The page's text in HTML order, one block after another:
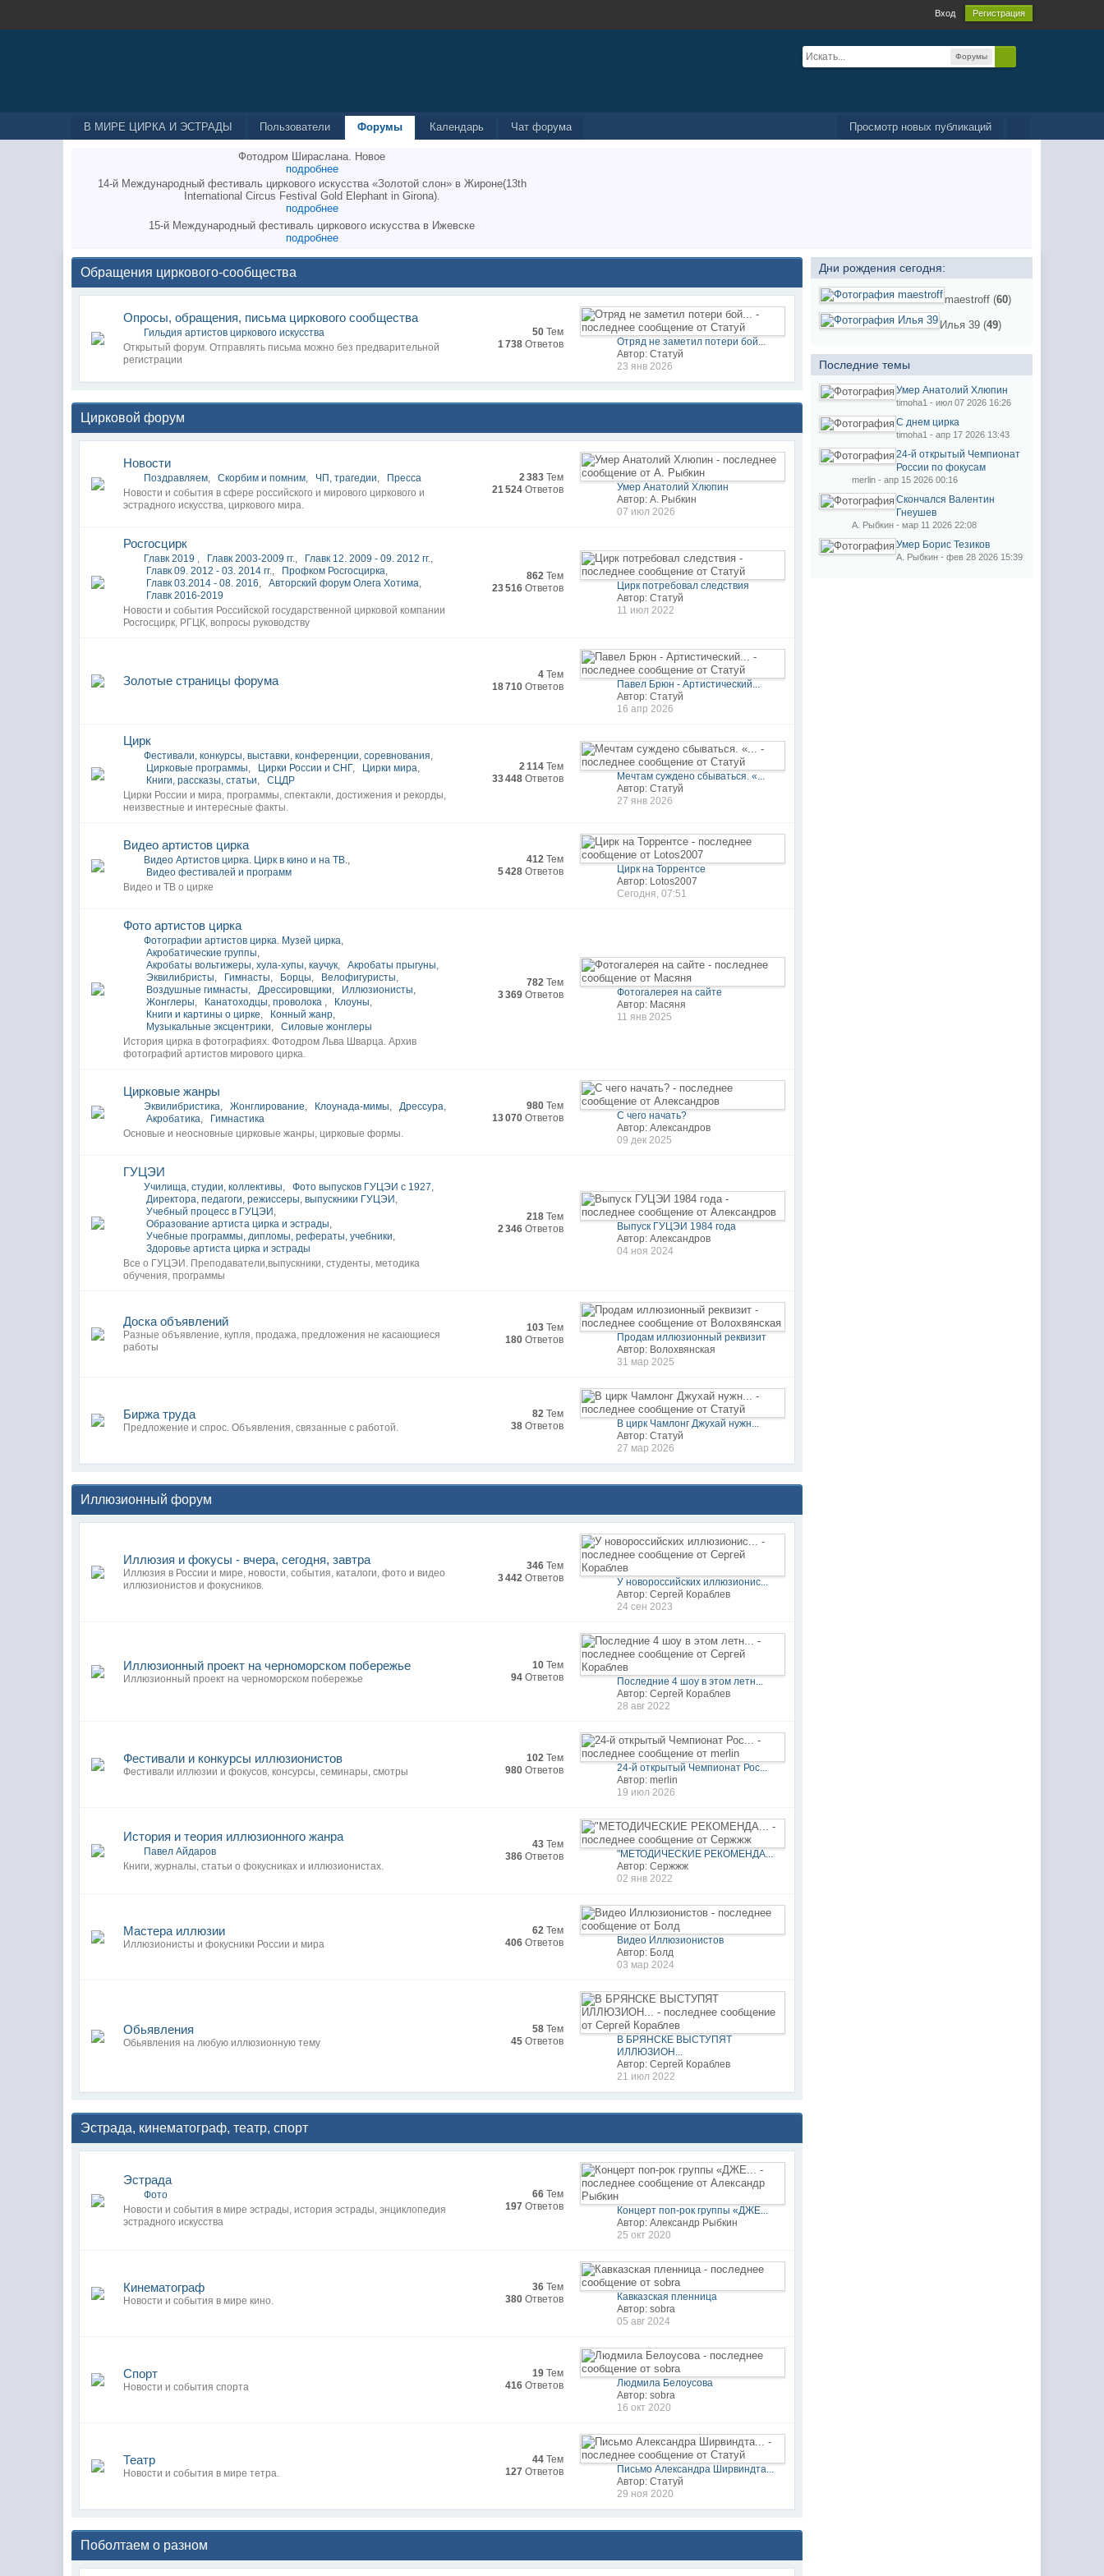
Вход Регистрация
Форумы
Просмотр новых публикаций
В МИРЕ ЦИРКА И ЭСТРАДЫ Пользователи Форумы Календарь Чат форума
Фотодром Шираслана. Новое
подробнее
14-й Международный фестиваль циркового искусства «Золотой слон» в Жироне(13th
International Circus Festival Gold Elephant in Girona).
подробнее
15-й Международный фестиваль циркового искусства в Ижевске
подробнее
Обращения циркового-сообщества
Опросы, обращения, письма циркового сообщества
Гильдия артистов циркового искусства
Открытый форум. Отправлять письма можно без предварительной
регистрации
50 Тем
1 738 Ответов
Отряд не заметил потери бой...
Автор: Статуй
23 янв 2026
Цирковой форум
Новости
Поздравляем, Скорбим и помним, ЧП, трагедии,
Пресса
Новости и события в сфере российского и мирового циркового и
эстрадного искусства, циркового мира.
2 383 Тем
21 524 Ответов
Умер Анатолий Хлюпин
Автор: А. Рыбкин
07 июл 2026
Росгосцирк
Главк 2019 , Главк 2003-2009 гг., Главк 12. 2009 - 09. 2012 гг.,
Главк 09. 2012 - 03. 2014 гг., Профком Росгосцирка,
Главк 03.2014 - 08. 2016, Авторский форум Олега Хотима,
Главк 2016-2019
Новости и события Российской государственной цирковой компании
Росгосцирк, РГЦК, вопросы руководству
862 Тем
23 516 Ответов
Цирк потребовал следствия
Автор: Статуй
11 июл 2022
Золотые страницы форума 4 Тем
18 710 Ответов
Павел Брюн - Артистический...
Автор: Статуй
16 апр 2026
Цирк
Фестивали, конкурсы, выставки, конференции, соревнования,
Цирковые программы, Цирки России и СНГ, Цирки мира,
Книги, рассказы, статьи,
СЦДР
Цирки России и мира, программы, спектакли, достижения и рекорды,
неизвестные и интересные факты.
2 114 Тем
33 448 Ответов
Мечтам суждено сбываться. «...
Автор: Статуй
27 янв 2026
Видео артистов цирка
Видео Артистов цирка. Цирк в кино и на ТВ.,
Видео фестивалей и программ
Видео и ТВ о цирке
412 Тем
5 428 Ответов
Цирк на Торрентсе
Автор: Lotos2007
Сегодня, 07:51
Фото артистов цирка
Фотографии артистов цирка. Музей цирка,
Акробатические группы,
Акробаты вольтижеры, хула-хупы, каучук, Акробаты прыгуны,
Эквилибристы, Гимнасты, Борцы, Велофигуристы,
Воздушные гимнасты, Дрессировщики, Иллюзионисты,
Жонглеры, Канатоходцы, проволока , Клоуны,
Книги и картины о цирке, Конный жанр,
Музыкальные эксцентрики,
Силовые жонглеры
История цирка в фотографиях. Фотодром Льва Шварца. Архив
фотографий артистов мирового цирка.
782 Тем
3 369 Ответов
Фотогалерея на сайте
Автор: Масяня
11 янв 2025
Цирковые жанры
Эквилибристика, Жонглирование, Клоунада-мимы, Дрессура,
Акробатика,
Гимнастика
Основые и неосновные цирковые жанры, цирковые формы.
980 Тем
13 070 Ответов
С чего начать?
Автор: Александров
09 дек 2025
ГУЦЭИ
Училища, студии, коллективы, Фото выпусков ГУЦЭИ с 1927,
Директора, педагоги, режиссеры, выпускники ГУЦЭИ ,
Учебный процесс в ГУЦЭИ ,
Образование артиста цирка и эстрады,
Учебные программы, дипломы, рефераты, учебники,
Здоровье артиста цирка и эстрады
Все о ГУЦЭИ. Преподаватели,выпускники, студенты, методика
обучения, программы
218 Тем
2 346 Ответов
Выпуск ГУЦЭИ 1984 года
Автор: Александров
04 ноя 2024
Доска объявлений
Разные объявление, купля, продажа, предложения не касающиеся
работы
103 Тем
180 Ответов
Продам иллюзионный реквизит
Автор: Волохвянская
31 мар 2025
Биржа труда
Предложение и спрос. Объявления, связанные с работой.
82 Тем
38 Ответов
В цирк Чамлонг Джухай нужн...
Автор: Статуй
27 мар 2026
Иллюзионный форум
Иллюзия и фокусы - вчера, сегодня, завтра
Иллюзия в России и мире, новости, события, каталоги, фото и видео
иллюзионистов и фокусников.
346 Тем
3 442 Ответов
У новороссийских иллюзионис...
Автор: Сергей Кораблев
24 сен 2023
Иллюзионный проект на черноморском побережье
Иллюзионный проект на черноморском побережье
10 Тем
94 Ответов
Последние 4 шоу в этом летн...
Автор: Сергей Кораблев
28 авг 2022
Фестивали и конкурсы иллюзионистов
Фестивали иллюзии и фокусов, консурсы, семинары, смотры
102 Тем
980 Ответов
24-й открытый Чемпионат Рос...
Автор: merlin
19 июл 2026
История и теория иллюзионного жанра
Павел Айдаров
Книги, журналы, статьи о фокусниках и иллюзионистах.
43 Тем
386 Ответов
"МЕТОДИЧЕСКИЕ РЕКОМЕНДА...
Автор: Сержжж
02 янв 2022
Мастера иллюзии
Иллюзионисты и фокусники России и мира
62 Тем
406 Ответов
Видео Иллюзионистов
Автор: Болд
03 мар 2024
Обьявления
Обьявления на любую иллюзионную тему
58 Тем
45 Ответов
В БРЯНСКЕ ВЫСТУПЯТ
ИЛЛЮЗИОН...
Автор: Сергей Кораблев
21 июл 2022
Эстрада, кинематограф, театр, спорт
Эстрада
Фото
Новости и события в мире эстрады, история эстрады, энциклопедия
эстрадного искусства
66 Тем
197 Ответов
Концерт поп-рок группы «ДЖЕ...
Автор: Александр Рыбкин
25 окт 2020
Кинематограф
Новости и события в мире кино.
36 Тем
380 Ответов
Кавказская пленница
Автор: sobra
05 авг 2024
Спорт
Новости и события спорта
19 Тем
416 Ответов
Людмила Белоусова
Автор: sobra
16 окт 2020
Театр
Новости и события в мире тетра.
44 Тем
127 Ответов
Письмо Александра Ширвиндта...
Автор: Статуй
29 ноя 2020
Поболтаем о разном
Дни рождения сегодня:
maestroff (60)
Илья 39 (49)
Последние темы
Умер Анатолий Хлюпин
timoha1 - июл 07 2026 16:26
С днем цирка
timoha1 - апр 17 2026 13:43
24-й открытый Чемпионат
России по фокусам
merlin - апр 15 2026 00:16
Скончался Валентин
Гнеушев
А. Рыбкин - мар 11 2026 22:08
Умер Борис Тезиков
А. Рыбкин - фев 28 2026 15:39